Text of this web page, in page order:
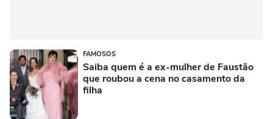
FAMOSOS
Saiba quem é a ex-mulher de Faustão
que roubou a cena no casamento da
filha